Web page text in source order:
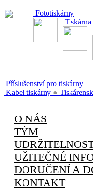
Fototiskárny
Tiskárna
Příslušenství pro tiskárny
Kabel tiskárny ●
O NÁS
TÝM
UŽITEČNÉ
DORUČENÍ A
KONTAKT